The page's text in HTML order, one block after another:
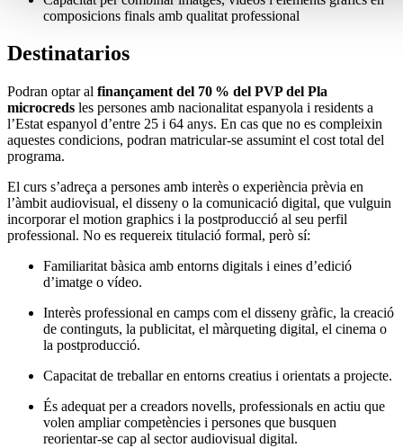
composicions finals amb qualitat professional
Destinatarios
Podran optar al finançament del 70 % del PVP del Pla
microcreds les persones amb nacionalitat espanyola i residents a
l’Estat espanyol d’entre 25 i 64 anys. En cas que no es compleixin
aquestes condicions, podran matricular-se assumint el cost total del
programa.
El curs s’adreça a persones amb interès o experiència prèvia en
l’àmbit audiovisual, el disseny o la comunicació digital, que vulguin
incorporar el motion graphics i la postproducció al seu perfil
professional. No es requereix titulació formal, però sí:
Familiaritat bàsica amb entorns digitals i eines d’edició
d’imatge o vídeo.
Interès professional en camps com el disseny gràfic, la creació
de continguts, la publicitat, el màrqueting digital, el cinema o
la postproducció.
Capacitat de treballar en entorns creatius i orientats a projecte.
És adequat per a creadors novells, professionals en actiu que
volen ampliar competències i persones que busquen
reorientar-se cap al sector audiovisual digital.